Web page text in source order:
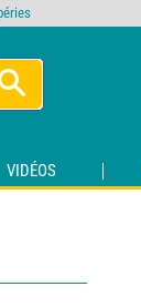
VIDÉOS